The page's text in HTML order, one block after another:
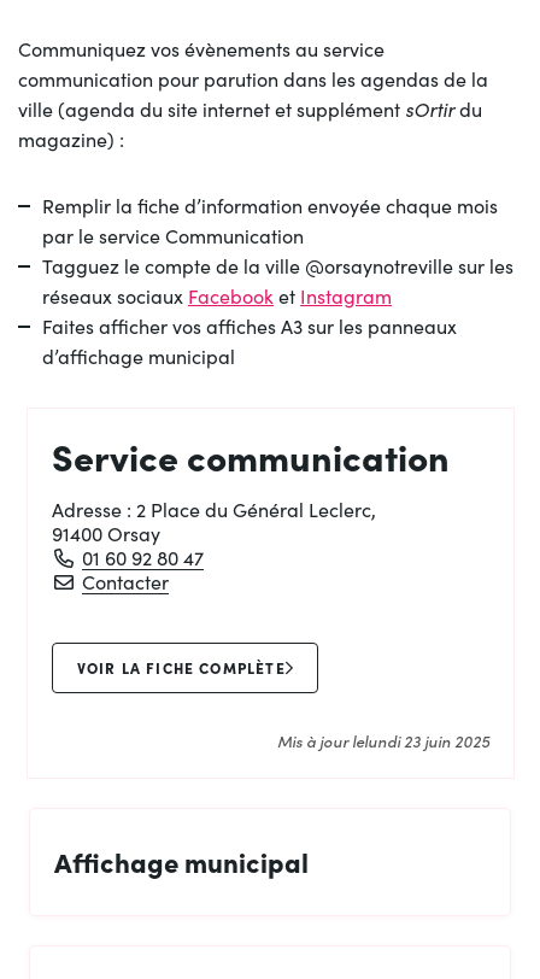
Communiquez vos évènements au service
communication pour parution dans les agendas de la
ville (agenda du site internet et supplément sOrtirdu
magazine) :
Remplir la fiche d’information envoyée chaque mois
par le service Communication
Tagguez le compte de la ville @orsaynotreville sur les
réseaux sociaux Facebook et Instagram
Faites afficher vos affiches A3 sur les panneaux
d’affichage municipal
Service communication
Adresse : 2 Place du Général Leclerc,
91400 Orsay
01 60 92 80 47
ContacterService communication
VOIR LA FICHE COMPLÈTE
Mis à jour lelundi 23 juin 2025
Affichage municipal